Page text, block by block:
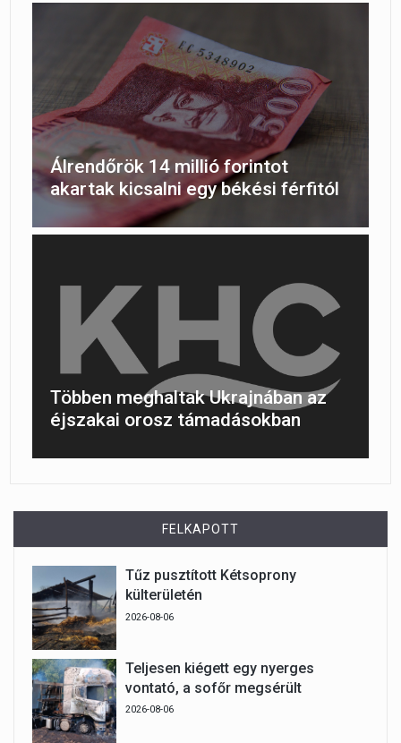
Álrendőrök 14 millió forintot
akartak kicsalni egy békési férfitól
Többen meghaltak Ukrajnában az
éjszakai orosz támadásokban
FELKAPOTT
Tűz pusztított Kétsoprony
külterületén
2026-08-06
Teljesen kiégett egy nyerges
vontató, a sofőr megsérült
2026-08-06